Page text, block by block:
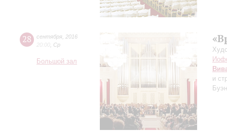
28 сентября 2016
20:00 Ср
Большой зал
и